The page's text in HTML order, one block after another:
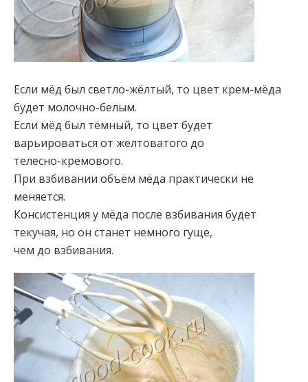
Если мёд был светло-жёлтый, то цвет крем-мёда
будет молочно-белым.
Если мёд был тёмный, то цвет будет
варьироваться от желтоватого до
телесно-кремового.
При взбивании объём мёда практически не
меняется.
Консистенция у мёда после взбивания будет
текучая, но он станет немного гуще,
чем до взбивания.